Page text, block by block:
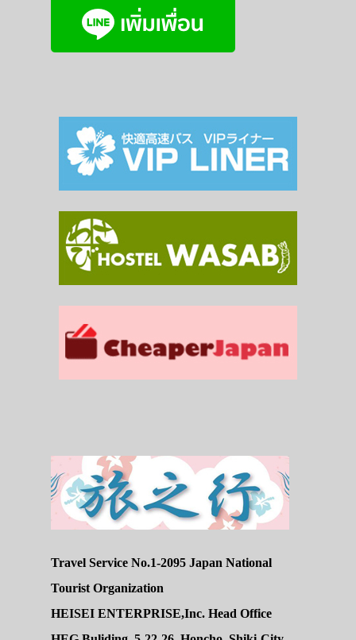
Travel Service No.1-2095 Japan National
Tourist Organization
HEISEI ENTERPRISE,Inc. Head Office